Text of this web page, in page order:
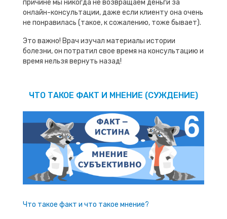
причине мы никогда не возвращаем деньги за
онлайн-консультации, даже если клиенту она очень
не понравилась (такое, к сожалению, тоже бывает).
Это важно! Врач изучал материалы истории
болезни, он потратил свое время на консультацию и
время нельзя вернуть назад!
ЧТО ТАКОЕ ФАКТ И МНЕНИЕ (СУЖДЕНИЕ)
Что такое факт и что такое мнение?